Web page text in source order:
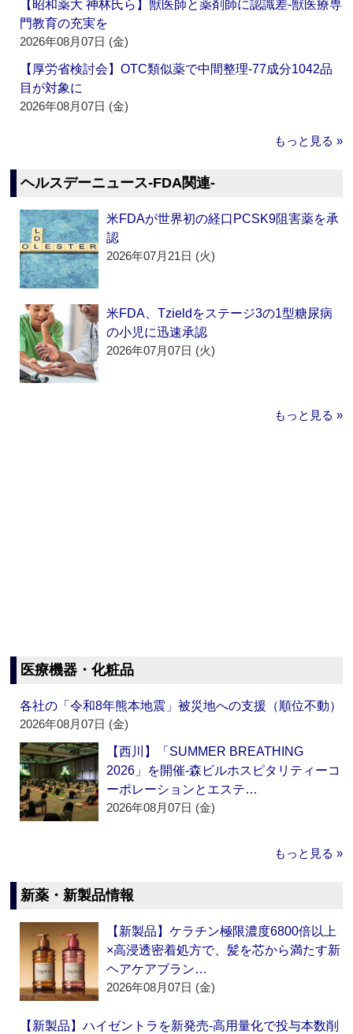
【昭和薬大 神林氏ら】獣医師と薬剤師に認識差‐獣医療専
門教育の充実を
2026年08月07日 (金)
【厚労省検討会】OTC類似薬で中間整理‐77成分1042品
目が対象に
2026年08月07日 (金)
もっと見る »
ヘルスデーニュース‐FDA関連‐
米FDAが世界初の経口PCSK9阻害薬を承
認
2026年07月21日 (火)
米FDA、Tzieldをステージ3の1型糖尿病
の小児に迅速承認
2026年07月07日 (火)
もっと見る »
医療機器・化粧品
各社の「令和8年熊本地震」被災地への支援（順位不動）
2026年08月07日 (金)
【西川】「SUMMER BREATHING
2026」を開催‐森ビルホスピタリティーコ
ーポレーションとエステ…
2026年08月07日 (金)
もっと見る »
新薬・新製品情報
【新製品】ケラチン極限濃度6800倍以上
×高浸透密着処方で、髪を芯から満たす新
ヘアケアブラン…
2026年08月07日 (金)
【新製品】ハイゼントラを新発売‐高用量化で投与本数削